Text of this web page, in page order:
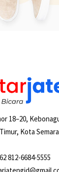
18–20,
Kota
812-6684-5555